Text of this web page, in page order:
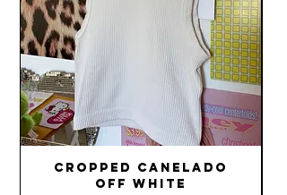
Cropped Canelado
Off White